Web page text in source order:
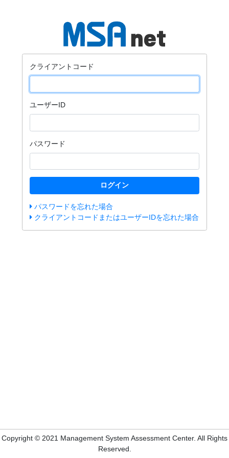
クライアントコード
ユーザーID
パスワード
ログイン
パスワードを忘れた場合
クライアントコードまたはユーザーIDを忘れた場合
Copyright © 2021 Management System Assessment Center. All Rights
Reserved.